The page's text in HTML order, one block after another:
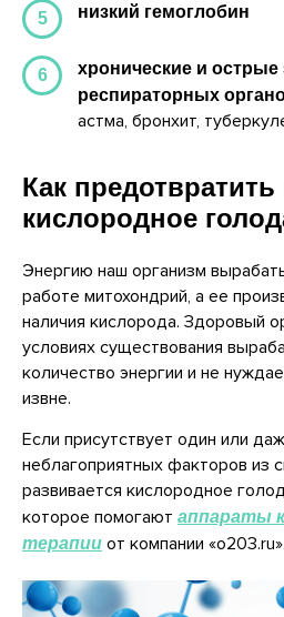
5 низкий гемоглобин
6
хронические и острые
респираторных
астма, бронхит,
Как предотвратить
кислородное
Энергию наш организм
работе митохондрий, а ее
наличия кислорода. Здоровый
условиях существования
количество энергии и не
извне.
Если присутствует один или
неблагоприятных факторов из
развивается кислородное
которое помогают аппараты
терапии от компании «о203.ru».